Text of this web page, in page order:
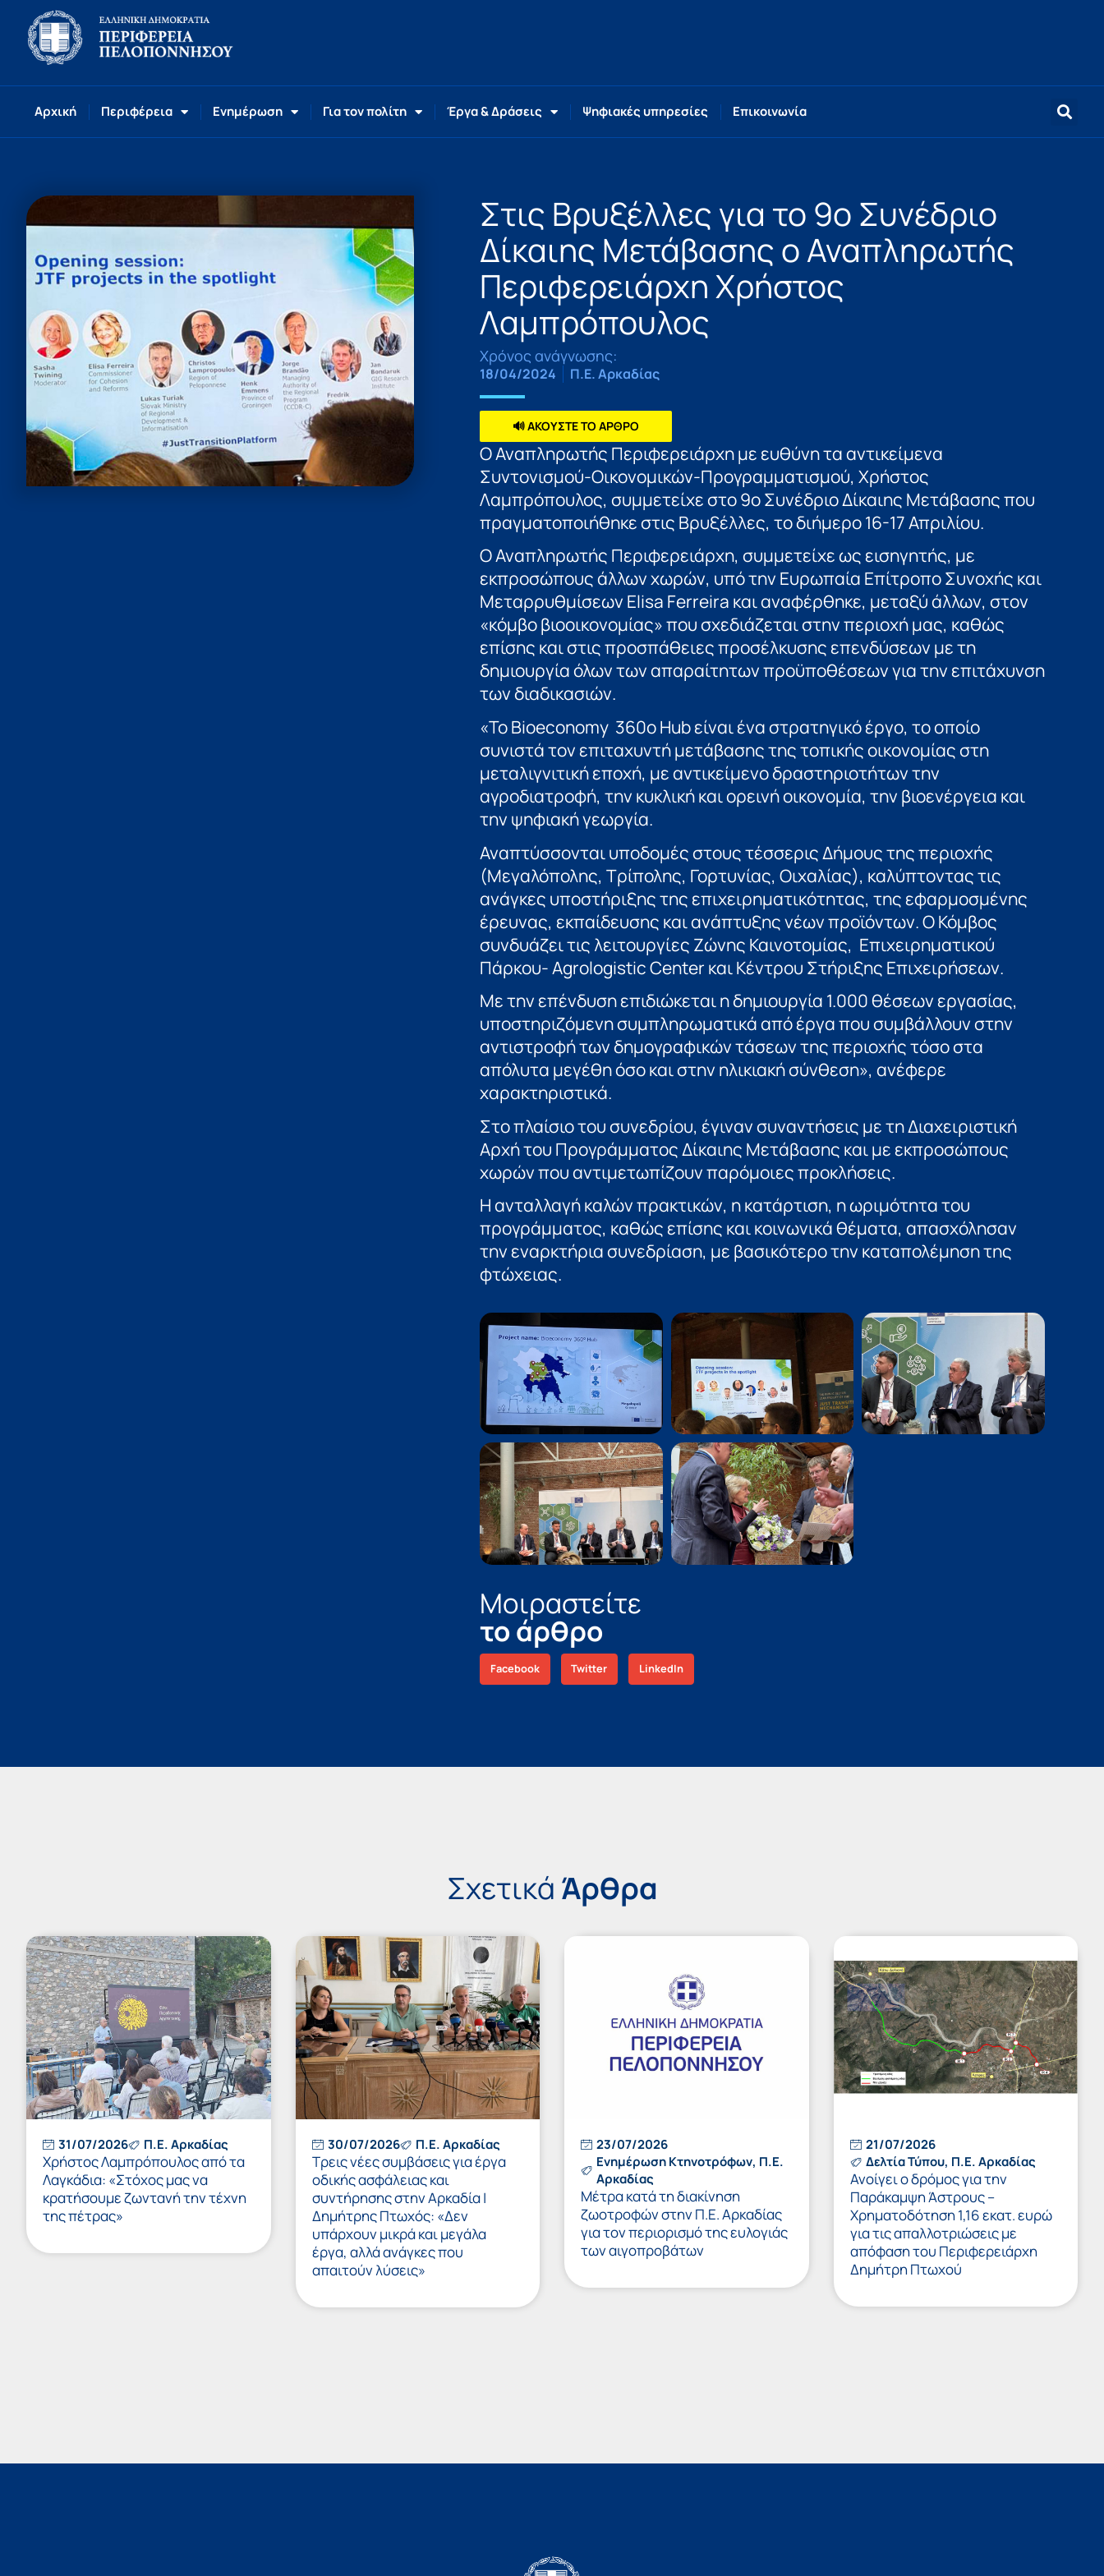
Αρχική Περιφέρεια Ενημέρωση Για τον πολίτη Έργα & Δράσεις Ψηφιακές υπηρεσίες Επικοινωνία
Στις Βρυξέλλες για το 9ο Συνέδριο
Δίκαιης Μετάβασης ο Αναπληρωτής
Περιφερειάρχη Χρήστος
Λαμπρόπουλος
Χρόνος ανάγνωσης:
18/04/2024 Π.Ε. Αρκαδίας
🔊 ΑΚΟΥΣΤΕ ΤΟ ΑΡΘΡΟ
O Αναπληρωτής Περιφερειάρχη με ευθύνη τα αντικείμενα
Συντονισμού-Οικονομικών-Προγραμματισμού, Χρήστος
Λαμπρόπουλος, συμμετείχε στο 9ο Συνέδριο Δίκαιης Μετάβασης που
πραγματοποιήθηκε στις Βρυξέλλες, το διήμερο 16-17 Απριλίου.
O Αναπληρωτής Περιφερειάρχη, συμμετείχε ως εισηγητής, με
εκπροσώπους άλλων χωρών, υπό την Ευρωπαία Επίτροπο Συνοχής και
Μεταρρυθμίσεων Elisa Ferreira και αναφέρθηκε, μεταξύ άλλων, στον
«κόμβο βιοοικονομίας» που σχεδιάζεται στην περιοχή μας, καθώς
επίσης και στις προσπάθειες προσέλκυσης επενδύσεων με τη
δημιουργία όλων των απαραίτητων προϋποθέσεων για την επιτάχυνση
των διαδικασιών.
«Το Bioeconomy 360o Hub είναι ένα στρατηγικό έργο, το οποίο
συνιστά τον επιταχυντή μετάβασης της τοπικής οικονομίας στη
μεταλιγνιτική εποχή, με αντικείμενο δραστηριοτήτων την
αγροδιατροφή, την κυκλική και ορεινή οικονομία, την βιοενέργεια και
την ψηφιακή γεωργία.
Αναπτύσσονται υποδομές στους τέσσερις Δήμους της περιοχής
(Μεγαλόπολης, Τρίπολης, Γορτυνίας, Οιχαλίας), καλύπτοντας τις
ανάγκες υποστήριξης της επιχειρηματικότητας, της εφαρμοσμένης
έρευνας, εκπαίδευσης και ανάπτυξης νέων προϊόντων. Ο Κόμβος
συνδυάζει τις λειτουργίες Ζώνης Καινοτομίας, Επιχειρηματικού
Πάρκου- Agrologistic Center και Κέντρου Στήριξης Επιχειρήσεων.
Με την επένδυση επιδιώκεται η δημιουργία 1.000 θέσεων εργασίας,
υποστηριζόμενη συμπληρωματικά από έργα που συμβάλλουν στην
αντιστροφή των δημογραφικών τάσεων της περιοχής τόσο στα
απόλυτα μεγέθη όσο και στην ηλικιακή σύνθεση», ανέφερε
χαρακτηριστικά.
Στο πλαίσιο του συνεδρίου, έγιναν συναντήσεις με τη Διαχειριστική
Αρχή του Προγράμματος Δίκαιης Μετάβασης και με εκπροσώπους
χωρών που αντιμετωπίζουν παρόμοιες προκλήσεις.
Η ανταλλαγή καλών πρακτικών, η κατάρτιση, η ωριμότητα του
προγράμματος, καθώς επίσης και κοινωνικά θέματα, απασχόλησαν
την εναρκτήρια συνεδρίαση, με βασικότερο την καταπολέμηση της
φτώχειας.
Μοιραστείτε
το άρθρο
Facebook Twitter LinkedIn
Σχετικά Άρθρα
31/07/2026 Π.Ε. Αρκαδίας
Χρήστος Λαμπρόπουλος από τα
Λαγκάδια: «Στόχος μας να
κρατήσουμε ζωντανή την τέχνη
της πέτρας»
30/07/2026 Π.Ε. Αρκαδίας
Τρεις νέες συμβάσεις για έργα
οδικής ασφάλειας και
συντήρησης στην Αρκαδία |
Δημήτρης Πτωχός: «Δεν
υπάρχουν μικρά και μεγάλα
έργα, αλλά ανάγκες που
απαιτούν λύσεις»
23/07/2026
Ενημέρωση Κτηνοτρόφων, Π.Ε.
Αρκαδίας
Μέτρα κατά τη διακίνηση
ζωοτροφών στην Π.Ε. Αρκαδίας
για τον περιορισμό της ευλογιάς
των αιγοπροβάτων
21/07/2026
Δελτία Τύπου, Π.Ε. Αρκαδίας
Ανοίγει ο δρόμος για την
Παράκαμψη Άστρους –
Χρηματοδότηση 1,16 εκατ. ευρώ
για τις απαλλοτριώσεις με
απόφαση του Περιφερειάρχη
Δημήτρη Πτωχού